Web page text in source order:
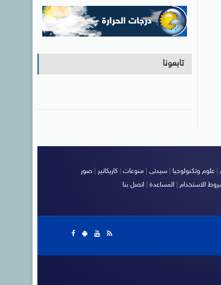
تابعونا
علوم وتكنولوجيا سيدتى منوعات كاريكاتير صور
الاستخدام |المساعدة |اتصل بنا